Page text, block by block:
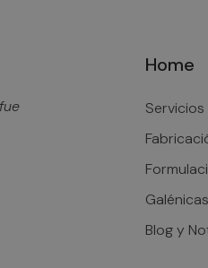
Home
Servicios
Blog y